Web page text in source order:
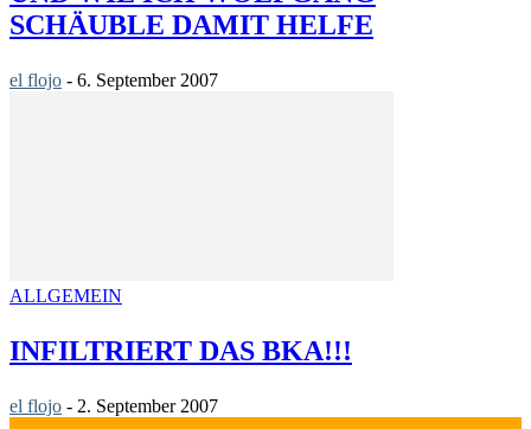
SCHÄUBLE DAMIT HELFE
el flojo - 6. September 2007
ALLGEMEIN
INFILTRIERT DAS BKA!!!
el flojo - 2. September 2007